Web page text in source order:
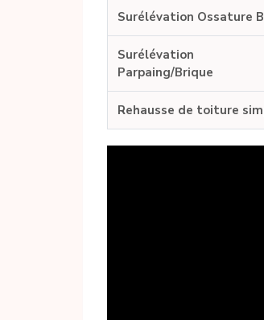
Surélévation Ossature
Surélévation
Parpaing/Brique
Rehausse de toiture